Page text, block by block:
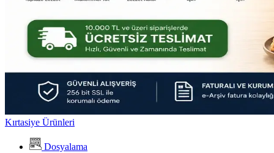
Kırtasiye Ürünleri
Dosyalama